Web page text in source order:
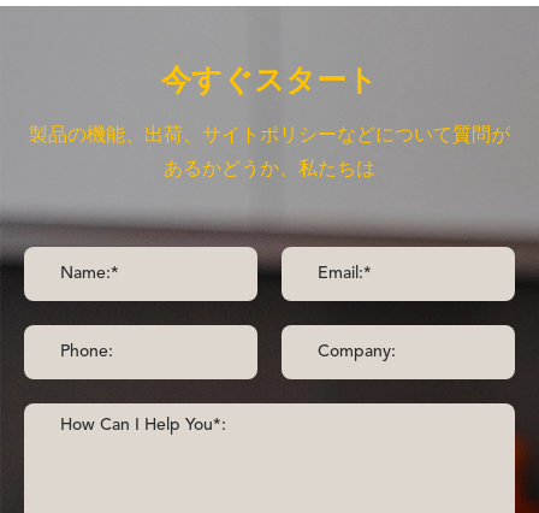
今すぐスタート
製品の機能、出荷、サイトポリシーなどについて質問が
あるかどうか、私たちは